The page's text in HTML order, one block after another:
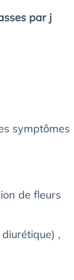
par j
symptômes
de fleurs
,